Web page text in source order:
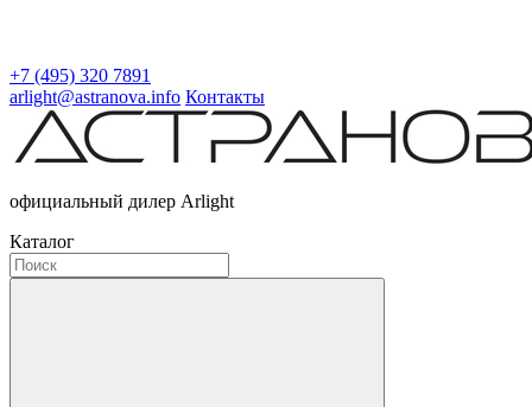
+7 (495) 320 7891
arlight@astranova.info Контакты
официальный дилер Arlight
Каталог